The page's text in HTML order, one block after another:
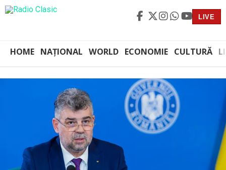
LIVE
HOME NAȚIONAL WORLD ECONOMIE CULTURĂ